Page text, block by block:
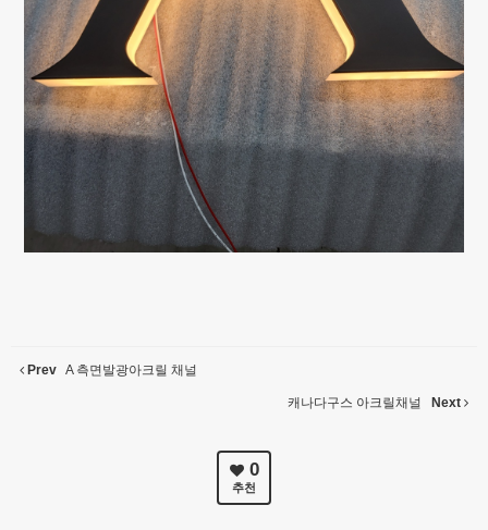
Prev A 측면발광아크릴 채널
캐나다구스 아크릴채널 Next
0
추천